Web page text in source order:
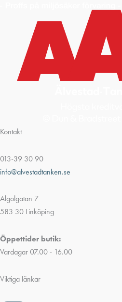
Kontakt
013-39 30 90
info@alvestadtanken.se
Algolgatan 7
583 30 Linköping
Öppettider butik:
Vardagar 07.00 - 16.00
Viktiga länkar